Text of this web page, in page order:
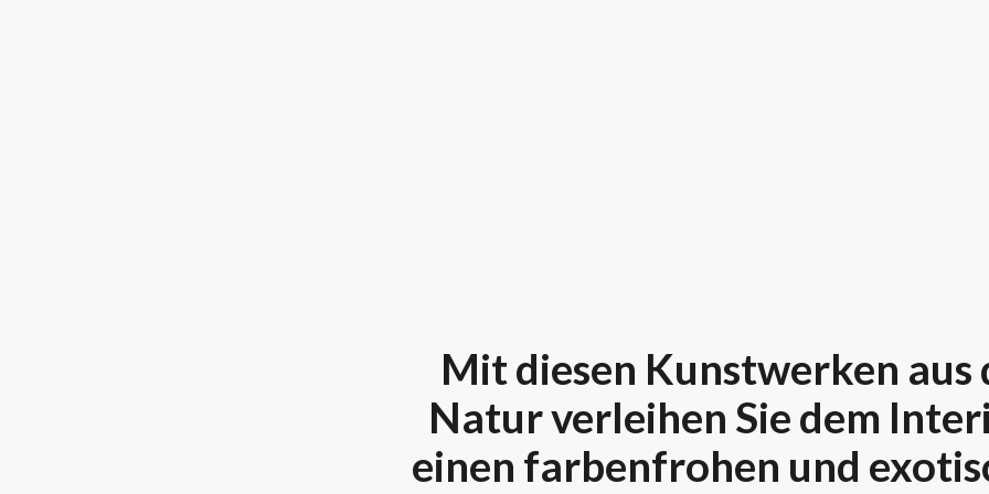
Mit diesen Kunstwerken aus
Natur verleihen Sie dem
einen farbenfrohen und